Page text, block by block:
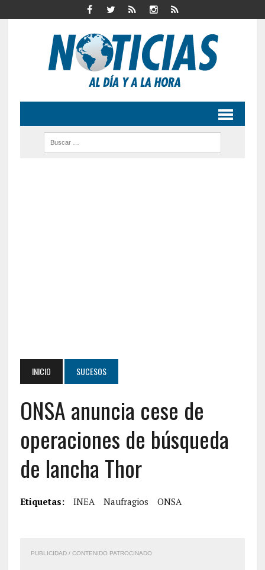
INICIO SUCESOS
ONSA anuncia cese de
operaciones de búsqueda
de lancha Thor
Etiquetas: INEA Naufragios ONSA
PUBLICIDAD / CONTENIDO PATROCINADO